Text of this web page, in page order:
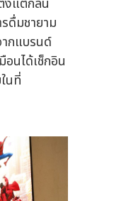
งแต่กลิ่น
ดื่มชายาม
กแบรนด์
อนได้เช็กอิน
นที่